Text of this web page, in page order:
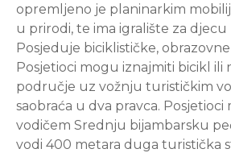
opremljeno je planinarkim
u prirodi, te ima igralište za djecu
Posjeduje biciklističke,
Posjetioci mogu iznajmiti bicikl ili
područje uz vožnju turističkim
saobraća u dva pravca. Posjetioci
vodičem Srednju bijambarsku
vodi 400 metara duga turistička